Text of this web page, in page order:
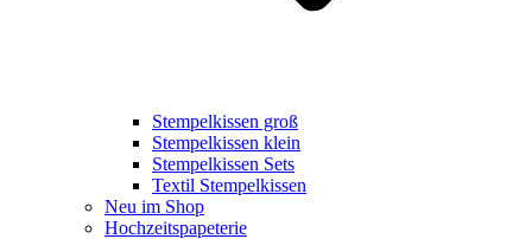
Stempelkissen groß
Stempelkissen klein
Stempelkissen Sets
Textil Stempelkissen
Neu im Shop
Hochzeitspapeterie